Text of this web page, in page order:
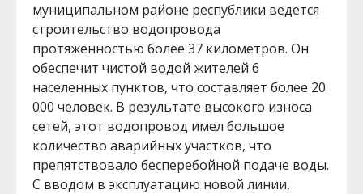
муниципальном районе республики ведется
строительство водопровода
протяженностью более 37 километров. Он
обеспечит чистой водой жителей 6
населенных пунктов, что составляет более 20
000 человек. В результате высокого износа
сетей, этот водопровод имел большое
количество аварийных участков, что
препятствовало бесперебойной подаче воды.
С вводом в эксплуатацию новой линии,